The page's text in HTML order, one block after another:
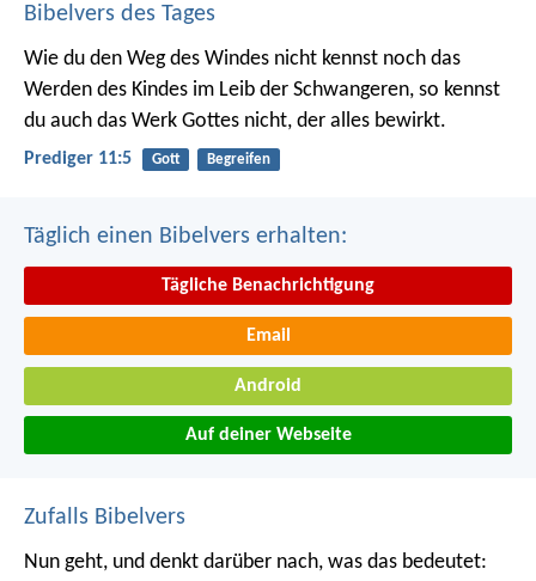
Bibelvers des Tages
Wie du den Weg des Windes nicht kennst noch das
Werden des Kindes im Leib der Schwangeren, so kennst
du auch das Werk Gottes nicht, der alles bewirkt.
Prediger 11:5 Gott Begreifen
Täglich einen Bibelvers erhalten:
Tägliche Benachrichtigung
Email
Android
Auf deiner Webseite
Zufalls Bibelvers
Nun geht, und denkt darüber nach, was das bedeutet: